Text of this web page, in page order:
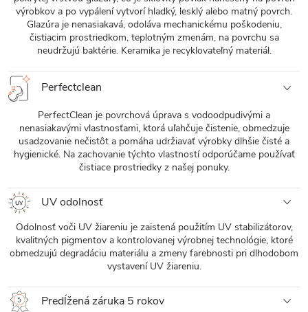
výrobkov a po vypálení vytvorí hladký, lesklý alebo matný povrch.
Glazúra je nenasiakavá, odoláva mechanickému poškodeniu,
čistiacim prostriedkom, teplotným zmenám, na povrchu sa
neudržujú baktérie. Keramika je recyklovateľný materiál.
Perfectclean
PerfectClean je povrchová úprava s vodoodpudivými a
nenasiakavými vlastnosťami, ktorá uľahčuje čistenie, obmedzuje
usadzovanie nečistôt a pomáha udržiavať výrobky dlhšie čisté a
hygienické. Na zachovanie týchto vlastností odporúčame používať
čistiace prostriedky z našej ponuky.
UV odolnosť
Odolnosť voči UV žiareniu je zaistená použitím UV stabilizátorov,
kvalitných pigmentov a kontrolovanej výrobnej technológie, ktoré
obmedzujú degradáciu materiálu a zmeny farebnosti pri dlhodobom
vystavení UV žiareniu.
Predĺžená záruka 5 rokov